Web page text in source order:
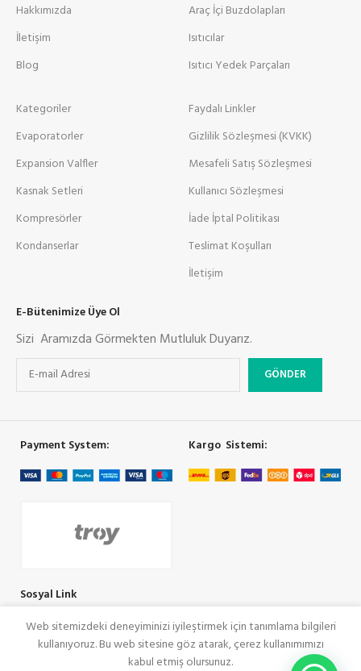
Hakkımızda
İletişim
Blog
Araç İçi Buzdolapları
Isıtıcılar
Isıtıcı Yedek Parçaları
Kategoriler
Evaporatorler
Expansion Valfler
Kasnak Setleri
Kompresörler
Kondanserlar
Faydalı Linkler
Gizlilik Sözleşmesi (KVKK)
Mesafeli Satış Sözleşmesi
Kullanıcı Sözleşmesi
İade İptal Politikası
Teslimat Koşulları
İletişim
E-Bütenimize Üye Ol
Sizi Aramızda Görmekten Mutluluk Duyarız.
Payment System: Kargo Sistemi:
Sosyal Link
SeoRey Tarafından Yapılmıştır. Tüm Hakları Saklıdır
Web sitemizdeki deneyiminizi iyileştirmek için tanımlama bilgileri
kullanıyoruz. Bu web sitesine göz atarak, çerez kullanımımızı
kabul etmiş olursunuz.